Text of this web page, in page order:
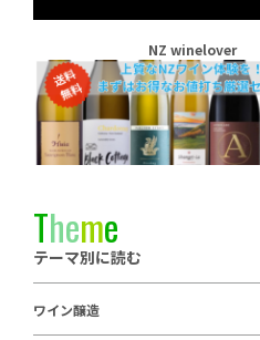
NZ winelover
Theme
テーマ別に読む
ワイン醸造